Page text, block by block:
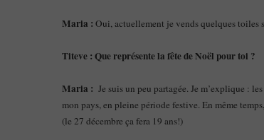
Maria : Oui, actuellement je vends quelques
Titeve : Que représente la fête de Noël pour toi ?
Maria : Je suis un peu partagée. Je m’explique :
mon pays, en pleine période festive. En même
(le 27 décembre ça fera 19 ans!)